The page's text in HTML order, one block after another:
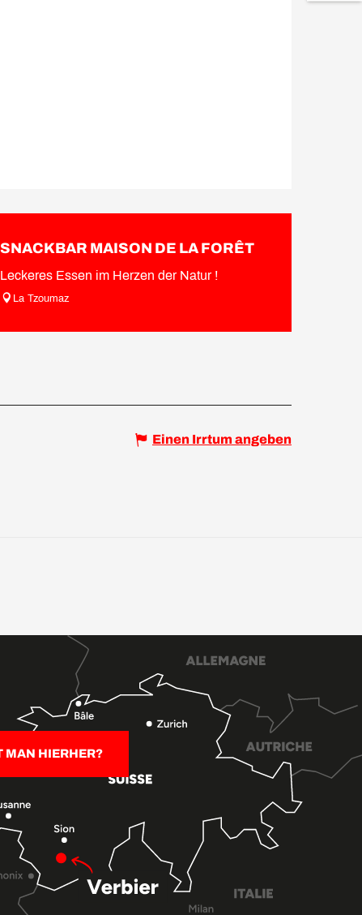
SNACKBAR MAISON DE LA FORÊT
Leckeres Essen im Herzen der Natur !
La Tzoumaz
Einen Irrtum angeben
MAN HIERHER?